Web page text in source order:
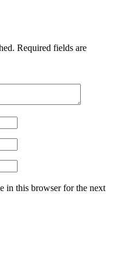
Required fields are
in this browser for the next